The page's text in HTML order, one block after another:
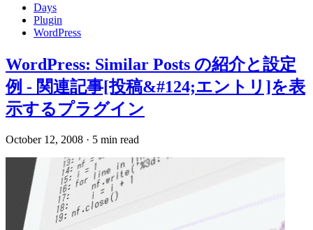
Days
Plugin
WordPress
WordPress: Similar Posts の紹介と設定
例 - 関連記事[投稿&#124;エントリ]を表
示するプラグイン
October 12, 2008 · 5 min read